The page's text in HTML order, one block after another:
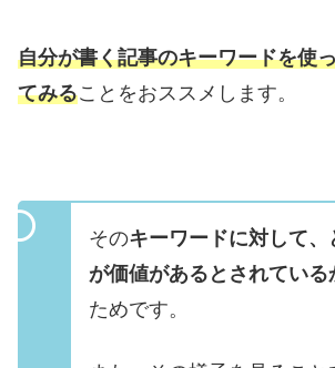
自分が書く記事のキーワードを使
てみることをおススメします。
そのキーワードに対して
が価値があるとされている
ためです。